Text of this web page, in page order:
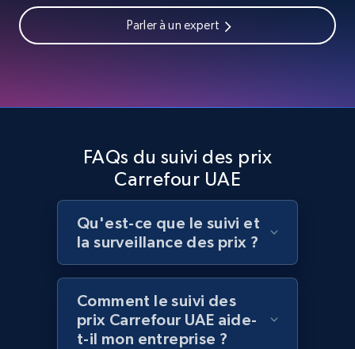
Title, Seller name, Brand, Description, Initial
375+ Commencer
Amazon products global dataset - Collect
Amazon products by seller URL
Title, Seller name, Brand, Description, Initial
price, Currency, Availability, Reviews count, and
Parler à un expert
FAQs du suivi des prix
Carrefour UAE
Qu'est-ce que le suivi et
la surveillance des prix ?
Comment le suivi des
prix Carrefour UAE aide-
t-il mon entreprise ?